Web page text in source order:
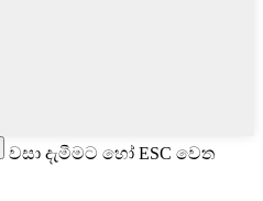
වසා දැමීමට හෝ ESC වෙත